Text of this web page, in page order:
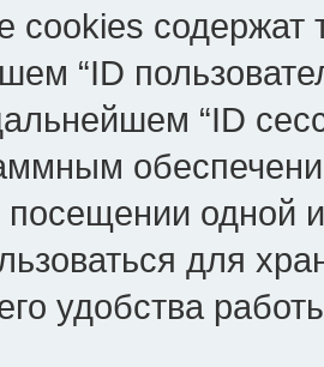
cookies содержат
“ID
“ID
посещении одной
для
удобства